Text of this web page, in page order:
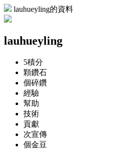
lauhueyling的資料
lauhueyling
5積分
顆鑽石
個碎鑽
經驗
幫助
技術
貢獻
次宣傳
個金豆